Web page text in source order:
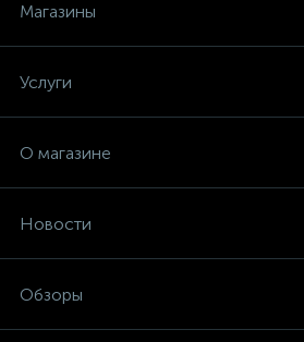
Магазины
Услуги
О магазине
Новости
Обзоры